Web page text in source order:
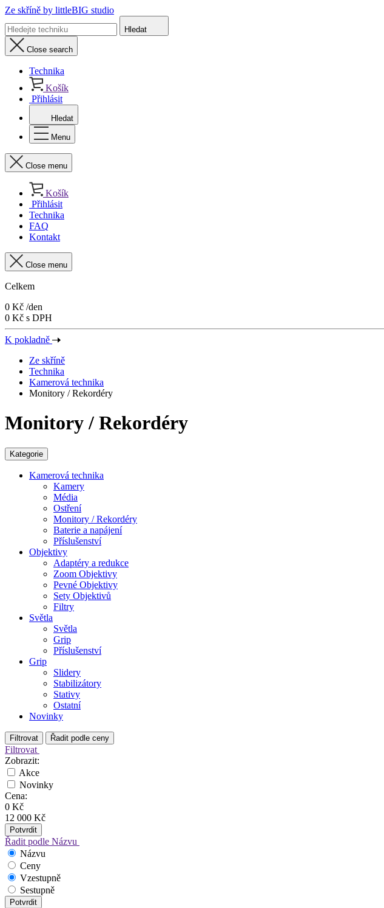
Ze skříně by littleBIG studio
Hledat
Close search
Technika
Košík
Přihlásit
Hledat
Menu
Close menu
Košík
Přihlásit
Technika
FAQ
Kontakt
Close menu
Celkem
0 Kč /den
0 Kč s DPH
K pokladně
Ze skříně
Technika
Kamerová technika
Monitory / Rekordéry
Monitory / Rekordéry
Kategorie
Kamerová technika
Kamery
Média
Ostření
Monitory / Rekordéry
Baterie a napájení
Příslušenství
Objektivy
Adaptéry a redukce
Zoom Objektivy
Pevné Objektivy
Sety Objektivů
Filtry
Světla
Světla
Grip
Příslušenství
Grip
Slidery
Stabilizátory
Stativy
Ostatní
Novinky
Filtrovat Řadit podle ceny
Filtrovat
Zobrazit:
Akce
Novinky
Cena:
0 Kč
12 000 Kč
Potvrdit
Řadit podle Názvu
Názvu
Ceny
Vzestupně
Sestupně
Potvrdit